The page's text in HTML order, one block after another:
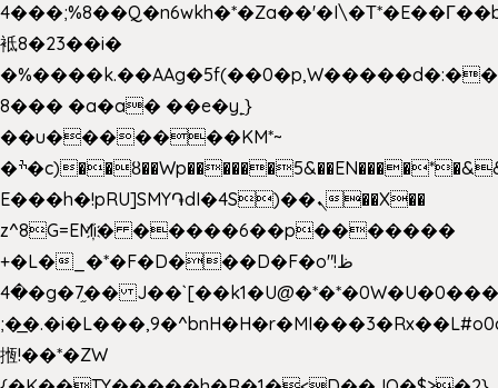
袛8�23��i�
8��� �a�a� ��e�y˿}
��u�������KM*~
�ׯ�c)��ȣ��Wp������5&��EN����*�&&6F��Le��~�P�άv����ui?
E���h�!pRU]SMY֏dI�4S)��ܢ��X��
z^8G=EM҉i� �����6��p�������
+�L�_�*�F�D���D�F�o"ظ!
�4�g�7֦�� J��`[��k1�U@�*�*�0W�U�0����_������äp�)2>�`@n����5DW˃��
揯!��*�ZW